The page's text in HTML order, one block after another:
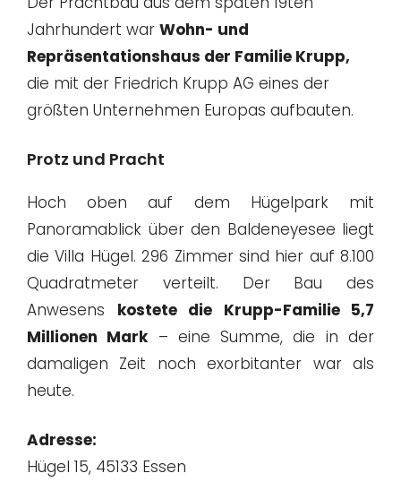
Jahrhundert war Wohn- und
Repräsentationshaus der Familie Krupp,
die mit der Friedrich Krupp AG eines der
größten Unternehmen Europas aufbauten.
Protz und Pracht
Hoch oben auf dem Hügelpark mit
Panoramablick über den Baldeneyesee liegt
die Villa Hügel. 296 Zimmer sind hier auf 8.100
Quadratmeter verteilt. Der Bau des
Anwesens kostete die Krupp-Familie 5,7
Millionen Mark– eine Summe, die in der
damaligen Zeit noch exorbitanter war als
heute.
Adresse:
Hügel 15, 45133 Essen